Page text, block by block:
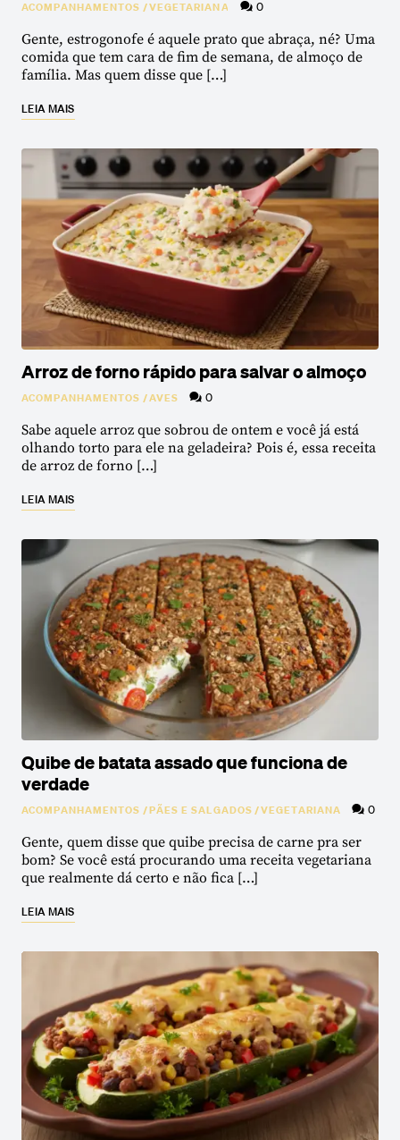
ACOMPANHAMENTOS /VEGETARIANA 0
Gente, estrogonofe é aquele prato que abraça, né? Uma
comida que tem cara de fim de semana, de almoço de
família. Mas quem disse que […]
LEIA MAIS
Arroz de forno rápido para salvar o almoço
ACOMPANHAMENTOS /AVES 0
Sabe aquele arroz que sobrou de ontem e você já está
olhando torto para ele na geladeira? Pois é, essa receita
de arroz de forno […]
LEIA MAIS
Quibe de batata assado que funciona de
verdade
ACOMPANHAMENTOS /PÃES E SALGADOS/VEGETARIANA 0
Gente, quem disse que quibe precisa de carne pra ser
bom? Se você está procurando uma receita vegetariana
que realmente dá certo e não fica […]
LEIA MAIS